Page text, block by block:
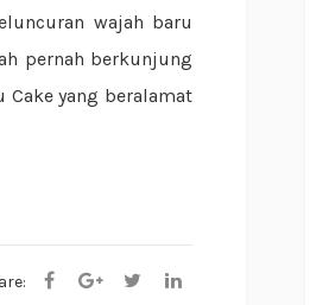
wajah baru
pernah berkunjung
Cake yang beralamat